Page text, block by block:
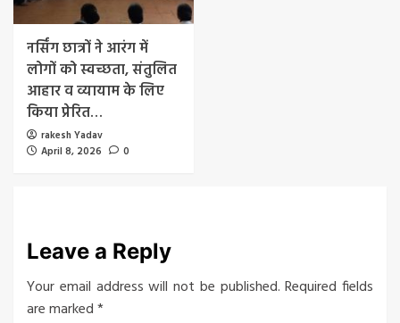
नर्सिंग छात्रों ने आरंग में
लोगों को स्वच्छता, संतुलित
आहार व व्यायाम के लिए
किया प्रेरित…
rakesh Yadav
April 8, 2026
0
Leave a Reply
Your email address will not be published. Required fields
are marked*